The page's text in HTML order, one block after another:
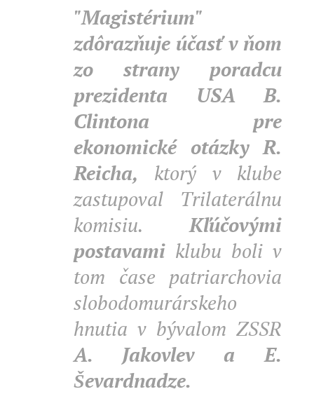
"Magistérium"
zdôrazňuje účasť v ňom
zo strany poradcu
prezidenta USA B.
Clintona pre
ekonomické otázky R.
Reicha, ktorý v klube
zastupoval Trilaterálnu
komisiu.Kľúčovými
postavami klubu boli v
tom čase patriarchovia
slobodomurárskeho
hnutia v bývalom ZSSR
A. Jakovlev a E.
Ševardnadze.